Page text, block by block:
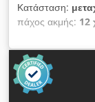
Κατάσταση:
πάχος ακμής: 12
,
εργασίας
πλάκας: 60 mm
πάχος άκρης: 0,4
ταχύτητα